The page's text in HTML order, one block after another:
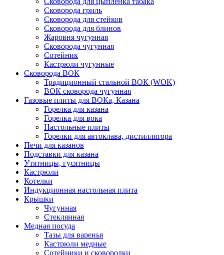
Сковорода гриль
Сковорода для стейков
Сковорода для блинов
Жаровня чугунная
Сковорода чугунная
Сотейник
Кастрюли чугунные
Сковорода ВОК
Традиционный стальной ВОК (WOK)
ВОК сковорода чугунная
Газовые плиты для ВОКа, Казана
Горелка для казана
Горелка для вока
Настольные плиты
Горелки для автоклава, дистиллятора
Печи для казанов
Подставки для казана
Утятницы, гусятницы
Кастрюли
Котелки
Индукционная настольная плита
Крышки
Чугунная
Стеклянная
Медная посуда
Тазы для варенья
Кастрюли медные
Сотейники и сковородки